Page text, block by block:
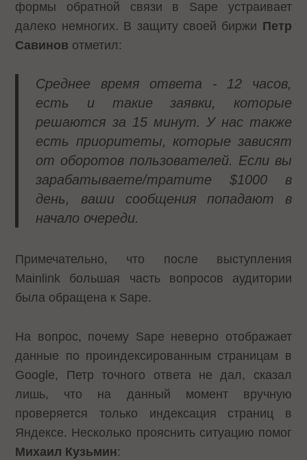
формы обратной связи в Sape устраивает
далеко немногих. В защиту своей биржи Петр
Савинов отметил:
Среднее время ответа - 12 часов,
есть и такие заявки, которые
решаются за 15 минут. У нас также
есть приоритеты, которые зависят
от оборотов пользователей. Если вы
зарабатываете/тратите $1000 в
день, ваши сообщения попадают в
начало очереди.
Примечательно, что после выступления
Mainlink большая часть вопросов аудитории
была обращена к Sape.
На вопрос, почему Sape неверно отображает
данные по проиндексированным страницам в
Google, Петр точного ответа не дал, сказал
лишь, что на данный момент вручную
проверяется только индексация страниц в
Яндексе. Несколько прояснить ситуацию помог
Михаил Кузьмин: